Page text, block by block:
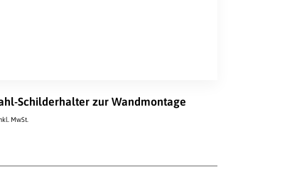
Schilderhalter zur Wandmontage
MwSt.